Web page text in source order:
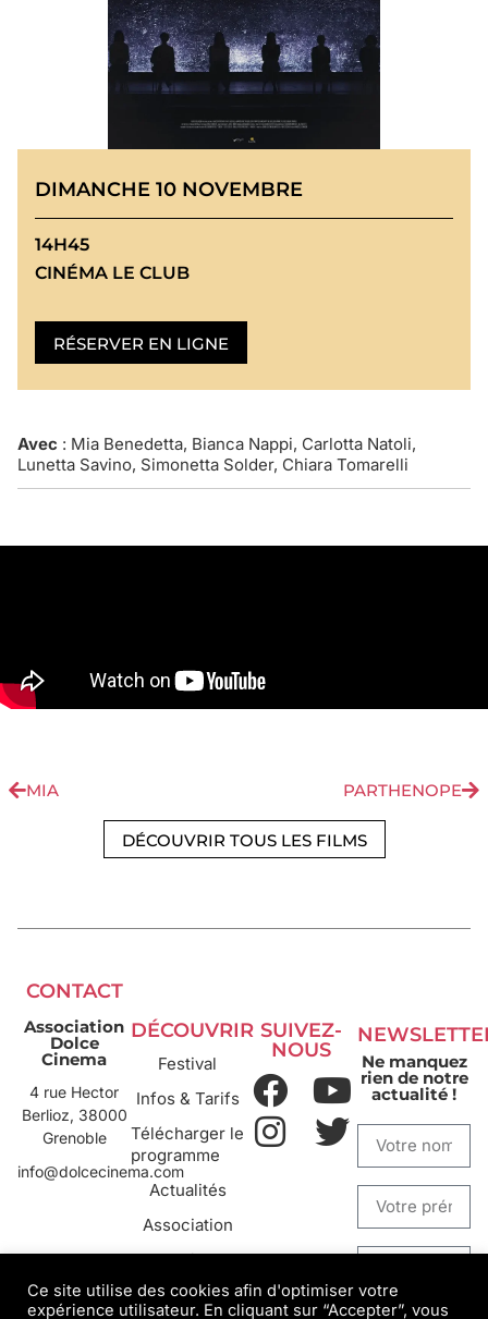
DIMANCHE 10 NOVEMBRE
14H45
CINÉMA LE CLUB
RÉSERVER EN LIGNE
Avec : Mia Benedetta, Bianca Nappi, Carlotta Natoli,
Lunetta Savino, Simonetta Solder, Chiara Tomarelli
MIA PARTHENOPE
DÉCOUVRIR TOUS LES FILMS
CONTACT
Association
Dolce
Cinema
4 rue Hector
Berlioz, 38000
Grenoble
info@dolcecinema.com
DÉCOUVRIR
Festival
Infos & Tarifs
Télécharger le
programme
Actualités
Association
Archives
SUIVEZ-
NOUS
Ne manquez
rien de notre
actualité !
Ce site utilise des cookies afin d'optimiser votre
expérience utilisateur. En cliquant sur “Accepter”, vous